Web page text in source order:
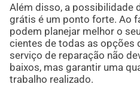
Além disso, a possibilidade
grátis é um ponto forte. Ao
podem planejar melhor o
cientes de todas as opções
serviço de reparação não
baixos, mas garantir uma
trabalho realizado.